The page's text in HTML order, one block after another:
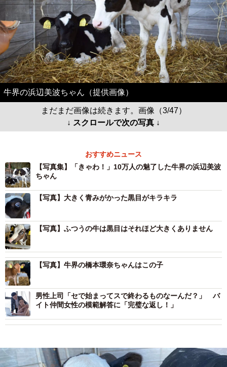
牛界の浜辺美波ちゃん（提供画像）
まだまだ画像は続きます。画像（3/47）
↓ スクロールで次の写真 ↓
おすすめニュース
【写真集】「きゃわ！」10万人の魅了した牛界の浜辺美波
ちゃん
【写真】大きく青みがかった黒目がキラキラ
【写真】ふつうの牛は黒目はそれほど大きくありません
【写真】牛界の橋本環奈ちゃんはこの子
男性上司「セで始まってスで終わるものなーんだ？」 バ
イト仲間女性の模範解答に「完璧な返し！」